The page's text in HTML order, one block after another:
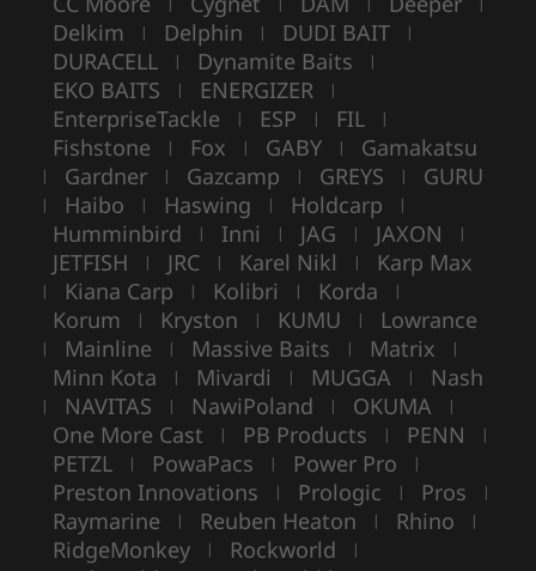
Delkim | Delphin | DUDI BAIT |
DURACELL | Dynamite Baits |
EKO BAITS | ENERGIZER |
EnterpriseTackle | ESP | FIL |
Fishstone | Fox | GABY | Gamakatsu
| Gardner | Gazcamp | GREYS | GURU
| Haibo | Haswing | Holdcarp |
Humminbird | Inni | JAG | JAXON |
JETFISH | JRC | Karel Nikl | Karp Max
| Kiana Carp | Kolibri | Korda |
Korum | Kryston | KUMU | Lowrance
| Mainline | Massive Baits | Matrix |
Minn Kota | Mivardi | MUGGA | Nash
| NAVITAS | NawiPoland | OKUMA |
One More Cast | PB Products | PENN |
PETZL | PowaPacs | Power Pro |
Preston Innovations | Prologic | Pros |
Raymarine | Reuben Heaton | Rhino |
RidgeMonkey | Rockworld |